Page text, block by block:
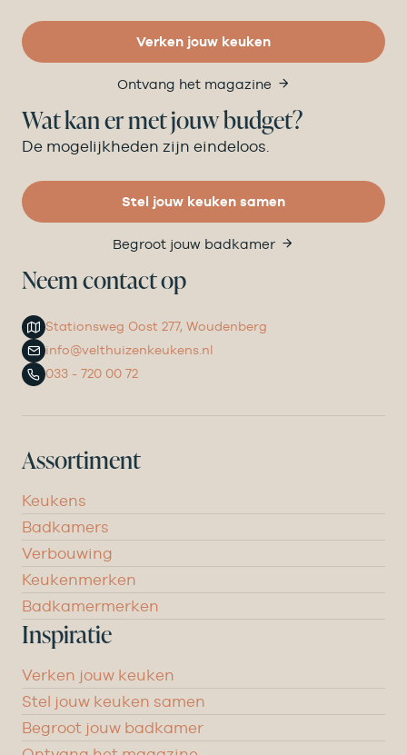
Verken jouw keuken
Ontvang het magazine
Wat kan er met jouw budget?
De mogelijkheden zijn eindeloos.
Stel jouw keuken samen
Begroot jouw badkamer
Neem contact op
Stationsweg Oost 277, Woudenberg
info@velthuizenkeukens.nl
033 - 720 00 72
Assortiment
Keukens
Badkamers
Verbouwing
Keukenmerken
Badkamermerken
Inspiratie
Verken jouw keuken
Stel jouw keuken samen
Begroot jouw badkamer